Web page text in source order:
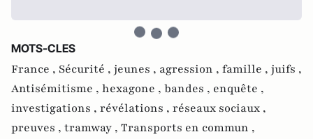
MOTS-CLES
France , Sécurité , jeunes , agression , famille , juifs ,
Antisémitisme , hexagone , bandes , enquête ,
investigations , révélations , réseaux sociaux ,
preuves , tramway , Transports en commun ,